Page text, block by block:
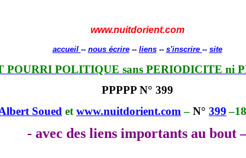
www.nuitdorient.com
accueil -- nous écrire-- liens-- s'inscrire -- site
POURRI POLITIQUE sans PERIODICITE ni
PPPPP N° 399
Soued et www.nuitdorient.com – N° 399
- avec des liens importants au bout